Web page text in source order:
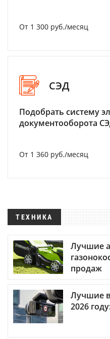
От 1 300 руб./месяц
СЭД
Подобрать систему
документооборота
От 1 360 руб./месяц
ТЕХНИКА
Лучшие
продаж
Лучшие
2026